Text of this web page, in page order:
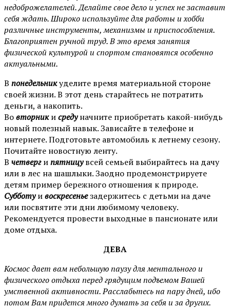
недоброжелателей. Делайте свое дело и успех не заставит
себя ждать. Широко используйте для работы и хобби
различные инструменты, механизмы и приспособления.
Благоприятен ручной труд. В это время занятия
физической культурой и спортом становятся особенно
актуальными.
В понедельникуделите время материальной стороне
своей жизни. В этот день старайтесь не потратить
деньги, а накопить.
Вовторникисредуначните приобретать какой-нибудь
новый полезный навык. Зависайте в телефоне и
интернете. Подготовьте автомобиль к летнему сезону.
Почитайте новостную ленту.
В четвергипятницувсей семьей выбирайтесь на дачу
или в лес на шашлыки. Заодно продемонстрируете
детям пример бережного отношения к природе.
Субботуивоскресеньезадержитесь с детьми на даче
или посвятите эти дни любимому человеку.
Рекомендуется провести выходные в пансионате или
доме отдыха.
ДЕВА
Космос дает вам небольшую паузу для ментального и
физического отдыха перед грядущим подъемом Вашей
умственной активности. Расслабьтесь на пару дней, ибо
потом Вам придется много думать за себя и за других.